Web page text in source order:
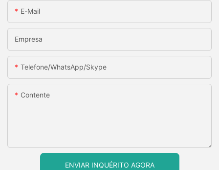
E-Mail
Empresa
Telefone/WhatsApp/Skype
Contente
ENVIAR INQUÉRITO AGORA